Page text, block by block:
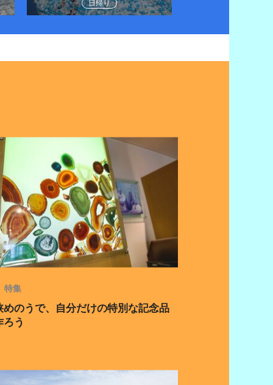
日帰り
特集
めのうで、自分だけの特別な記念品
ろう